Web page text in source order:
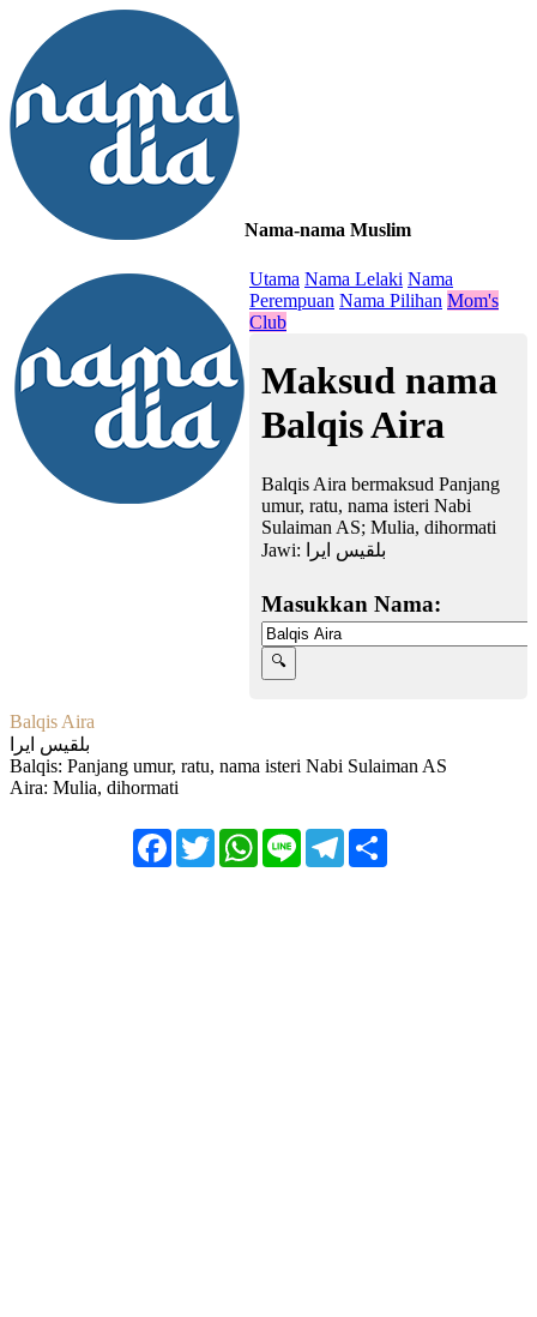
Nama-nama Muslim
Utama Nama Lelaki Nama
Perempuan Nama Pilihan Mom's
Club
Maksud nama
Balqis Aira
Balqis Aira bermaksud Panjang
umur, ratu, nama isteri Nabi
Sulaiman AS; Mulia, dihormati
Jawi:
بلقیس ایرا
Masukkan Nama:
Balqis Aira
بلقیس ایرا
Balqis: Panjang umur, ratu, nama isteri Nabi Sulaiman AS
Aira: Mulia, dihormati
FacebookTwitterWhatsApp
Line Telegram